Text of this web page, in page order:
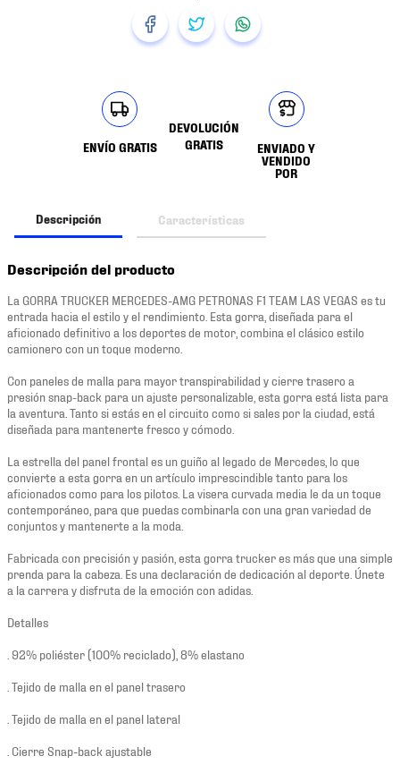
ENVÍO GRATIS
DEVOLUCIÓN
GRATIS
ENVIADO Y
VENDIDO
POR
Descripción Características
Descripción del producto
La GORRA TRUCKER MERCEDES-AMG PETRONAS F1 TEAM LAS VEGAS es tu
entrada hacia el estilo y el rendimiento. Esta gorra, diseñada para el
aficionado definitivo a los deportes de motor, combina el clásico estilo
camionero con un toque moderno.
Con paneles de malla para mayor transpirabilidad y cierre trasero a
presión snap-back para un ajuste personalizable, esta gorra está lista para
la aventura. Tanto si estás en el circuito como si sales por la ciudad, está
diseñada para mantenerte fresco y cómodo.
La estrella del panel frontal es un guiño al legado de Mercedes, lo que
convierte a esta gorra en un artículo imprescindible tanto para los
aficionados como para los pilotos. La visera curvada media le da un toque
contemporáneo, para que puedas combinarla con una gran variedad de
conjuntos y mantenerte a la moda.
Fabricada con precisión y pasión, esta gorra trucker es más que una simple
prenda para la cabeza. Es una declaración de dedicación al deporte. Únete
a la carrera y disfruta de la emoción con adidas.
Detalles
. 92% poliéster (100% reciclado), 8% elastano
. Tejido de malla en el panel trasero
. Tejido de malla en el panel lateral
. Cierre Snap-back ajustable